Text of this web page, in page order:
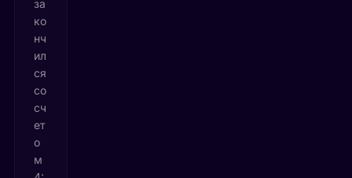
за
ко
нч
ил
ся
со
сч
ет
о
м